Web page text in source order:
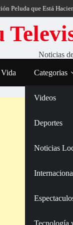
que Está Haciendo
Noticias
Categorias
Videos
Deportes
Noticias
Tecnología